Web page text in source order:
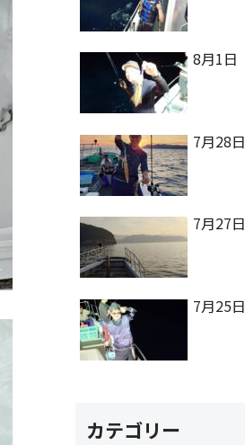
8月1日
7月28日
7月27日
7月25日
カテゴリー